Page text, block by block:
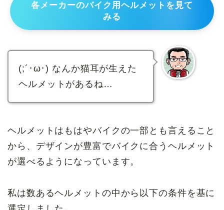
各メーカーのバイク用ヘルメットを見て
みる
(;´･ω･) なんか猫耳が生えた
ヘルメットがあるね…
ヘルメットはもはやバイクの一部とも言えること
から、デザインが豊富でバイクに合うヘルメット
が選べるようになっています。
私は数あるヘルメットの中から以下の条件を基に